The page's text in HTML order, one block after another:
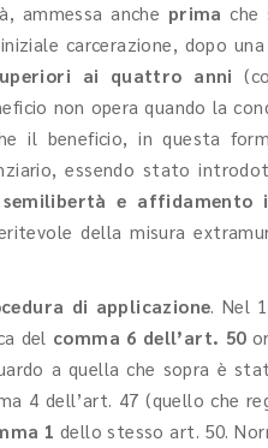
ammessa anche prima che
carcerazione, dopo
ai quattro anni
non opera quando la
il beneficio, in questa
essendo stato
semilibertà e affidamento
della misura
di applicazione. Nel
del comma 6 dell’art. 50
a quella che sopra è
4 dell’art. 47 (quello che
1 dello stesso art. 50.